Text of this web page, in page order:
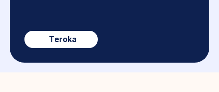
Teroka